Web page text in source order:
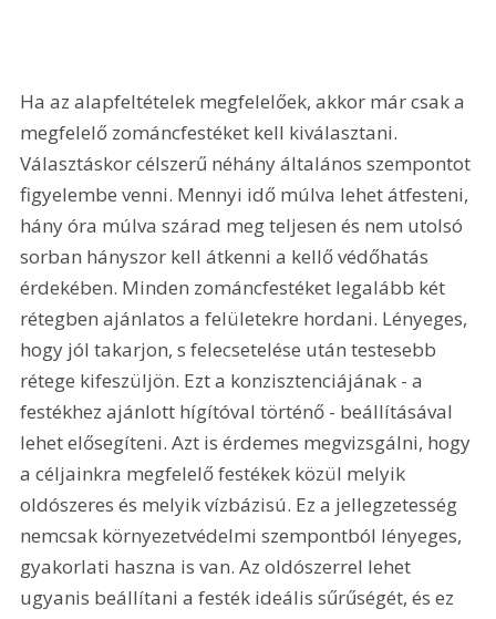
Ha az alapfeltételek megfelelőek, akkor már csak a
megfelelő zománcfestéket kell kiválasztani.
Választáskor célszerű néhány általános szempontot
figyelembe venni. Mennyi idő múlva lehet átfesteni,
hány óra múlva szárad meg teljesen és nem utolsó
sorban hányszor kell átkenni a kellő védőhatás
érdekében. Minden zománcfestéket legalább két
rétegben ajánlatos a felületekre hordani. Lényeges,
hogy jól takarjon, s felecsetelése után testesebb
rétege kifeszüljön. Ezt a konzisztenciájának - a
festékhez ajánlott hígítóval történő - beállításával
lehet elősegíteni. Azt is érdemes megvizsgálni, hogy
a céljainkra megfelelő festékek közül melyik
oldószeres és melyik vízbázisú. Ez a jellegzetesség
nemcsak környezetvédelmi szempontból lényeges,
gyakorlati haszna is van. Az oldószerrel lehet
ugyanis beállítani a festék ideális sűrűségét, és ez